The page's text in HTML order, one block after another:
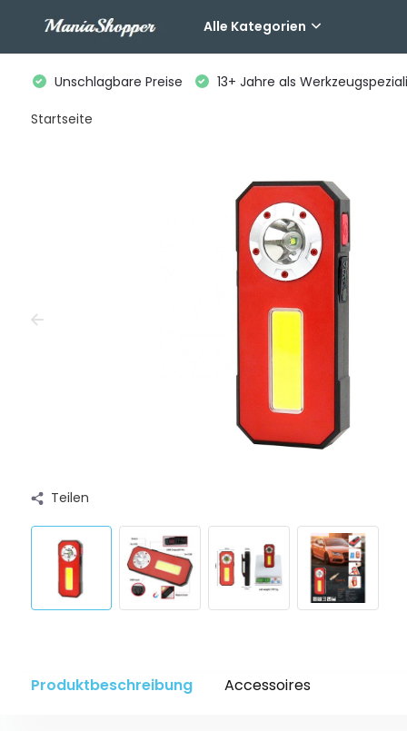
Alle Kategorien
Unschlagbare Preise 13+ Jahre als
Startseite
Teilen
Produktbeschreibung Accessoires